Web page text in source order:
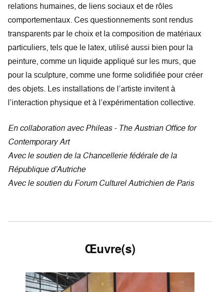
relations humaines, de liens sociaux et de rôles
comportementaux. Ces questionnements sont rendus
transparents par le choix et la composition de matériaux
particuliers, tels que le latex, utilisé aussi bien pour la
peinture, comme un liquide appliqué sur les murs, que
pour la sculpture, comme une forme solidifiée pour créer
des objets. Les installations de l’artiste invitent à
l’interaction physique et à l’expérimentation collective.
En collaboration avec Phileas - The Austrian Office for
Contemporary Art
Avec le soutien de la Chancellerie fédérale de la
République d’Autriche
Avec le soutien du Forum Culturel Autrichien de Paris
Œuvre(s)